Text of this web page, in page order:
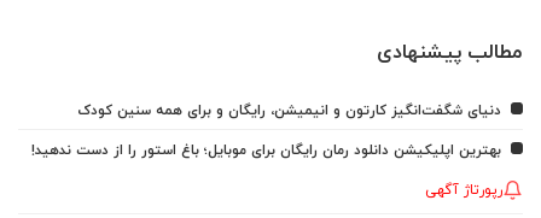
مطالب پیشنهادی
دنیای شگفت‌انگیز کارتون و انیمیشن، رایگان و برای همه سنین کودک
بهترین اپلیکیشن دانلود رمان رایگان برای موبایل؛ باغ استور را از دست ندهید!
رپورتاژ آگهی